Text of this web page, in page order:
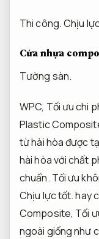
Thi công.Chịu
Cửa nhựa
Tường sàn.
WPC, Tối ưu chi
Plastic
từ hài hòa được
hài hòa với chất
chuẩn. Tối ưu
Chịu lực tốt.hay
Composite, Tối
ngoài giống như